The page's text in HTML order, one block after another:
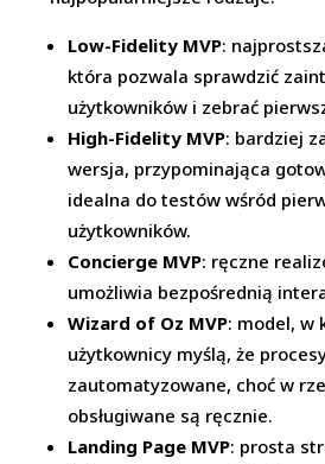
Low-Fidelity MVP:
która pozwala sprawdzić
użytkowników i zebrać
High-Fidelity MVP: bardziej
wersja, przypominająca
idealna do testów wśród
użytkowników.
Concierge MVP: ręczne
umożliwia bezpośrednią
Wizard of Oz MVP: model, w
użytkownicy myślą, że
zautomatyzowane, choć w
obsługiwane są ręcznie.
Landing Page MVP: prosta